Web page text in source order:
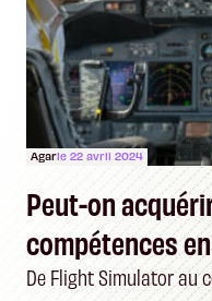
Agarle 22 avril 2024
Peut-on
compétences
vidéo ?
De Flight Simulator au